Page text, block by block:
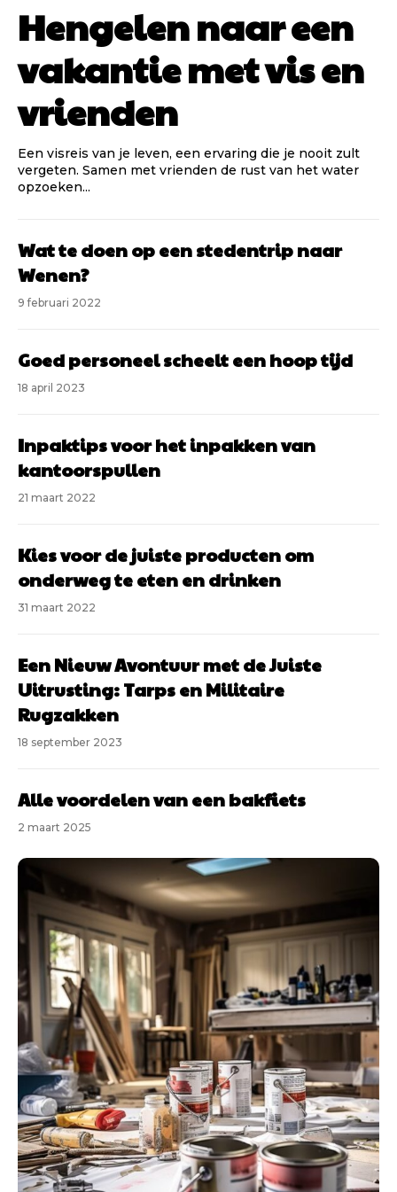
Hengelen naar een
vakantie met vis en
vrienden
Een visreis van je leven, een ervaring die je nooit zult
vergeten. Samen met vrienden de rust van het water
opzoeken...
Wat te doen op een stedentrip naar
Wenen?
9 februari 2022
Goed personeel scheelt een hoop tijd
18 april 2023
Inpaktips voor het inpakken van
kantoorspullen
21 maart 2022
Kies voor de juiste producten om
onderweg te eten en drinken
31 maart 2022
Een Nieuw Avontuur met de Juiste
Uitrusting: Tarps en Militaire
Rugzakken
18 september 2023
Alle voordelen van een bakfiets
2 maart 2025